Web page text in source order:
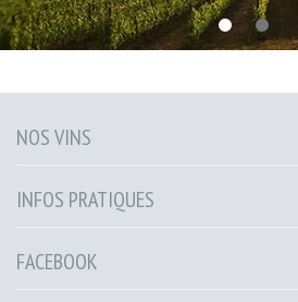
NOS VINS
INFOS PRATIQUES
FACEBOOK